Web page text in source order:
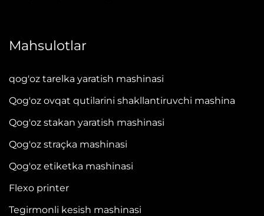
Mahsulotlar
qog'oz tarelka yaratish mashinasi
Qog'oz ovqat qutilarini shakllantiruvchi mashina
Qog'oz stakan yaratish mashinasi
Qog'oz straçka mashinasi
Qog'oz etiketka mashinasi
Flexo printer
Tegirmonli kesish mashinasi